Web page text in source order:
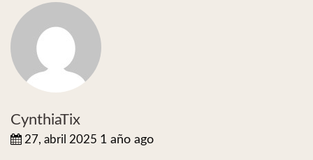
CynthiaTix
27, abril 2025 1 año ago